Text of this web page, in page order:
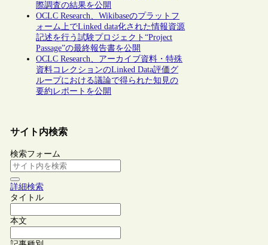
際調査の結果を公開
OCLC Research、Wikibaseのプラットフ
ォーム上でLinked data化された情報資源
記述を行う試験プロジェクト“Project
Passage”の最終報告書を公開
OCLC Research、アーカイブ資料・特殊
資料コレクションのLinked Data評価グ
ループにおける議論で得られた知見の
要約レポートを公開
サイト内検索
検索フォーム
詳細検索
タイトル
本文